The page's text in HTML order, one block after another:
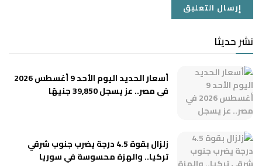
نشر حديثا
أسعار الحديد اليوم الأحد 9 أغسطس 2026
في مصر.. عز يسجل 39,850 جنيهًا
زلزال بقوة 4.5 درجة يضرب جنوب شرقي
تركيا.. والهزة محسوسة في سوريا